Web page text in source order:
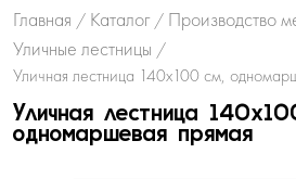
Главная / Каталог / Производство
Уличные лестницы /
Уличная лестница 140х100 см,
Уличная лестница
одномаршевая прямая